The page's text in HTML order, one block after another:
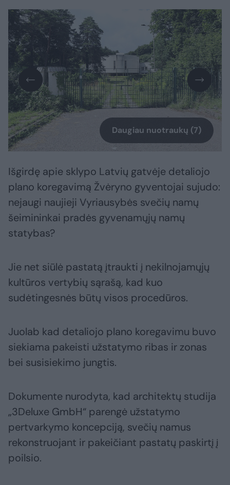
Daugiau nuotraukų (7)
Išgirdę apie sklypo Latvių gatvėje detaliojo
plano koregavimą Žvėryno gyventojai sujudo:
nejaugi naujieji Vyriausybės svečių namų
šeimininkai pradės gyvenamųjų namų
statybas?
Jie net siūlė pastatą įtraukti į nekilnojamųjų
kultūros vertybių sąrašą, kad kuo
sudėtingesnės būtų visos procedūros.
Juolab kad detaliojo plano koregavimu buvo
siekiama pakeisti užstatymo ribas ir zonas
bei susisiekimo jungtis.
Dokumente nurodyta, kad architektų studija
„3Deluxe GmbH“ parengė užstatymo
pertvarkymo koncepciją, svečių namus
rekonstruojant ir pakeičiant pastatų paskirtį į
poilsio.